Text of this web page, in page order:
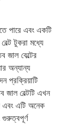
পারে এবং একটি
টুকরা মধ্যে
জাল বেল্টের
অন্যান্য
প্রক্রিয়াটি
জাল বেল্টটি এখন
এবং এটি অনেক
গুরুত্বপূর্ণ